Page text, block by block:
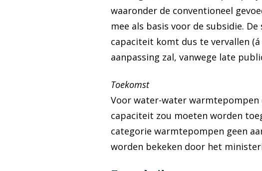
waaronder de conventioneel
mee als basis voor de subsidie.
capaciteit komt dus te vervallen (á
aanpassing zal, vanwege late
Toekomst
Voor water-water warmtepompen
capaciteit zou moeten worden
categorie warmtepompen geen
worden bekeken door het